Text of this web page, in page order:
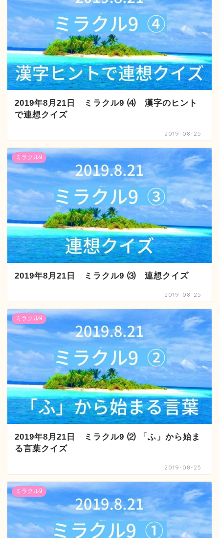
2019年8月21日 ミラクル9 ⑷ 漢字のヒント
で連想クイズ
2019-08-25
ミラクル9
2019年8月21日 ミラクル9 ⑶ 連想クイズ
2019-08-25
ミラクル9
2019年8月21日 ミラクル9 ⑵ 「ふ」から始ま
る言葉クイズ
2019-08-25
ミラクル9